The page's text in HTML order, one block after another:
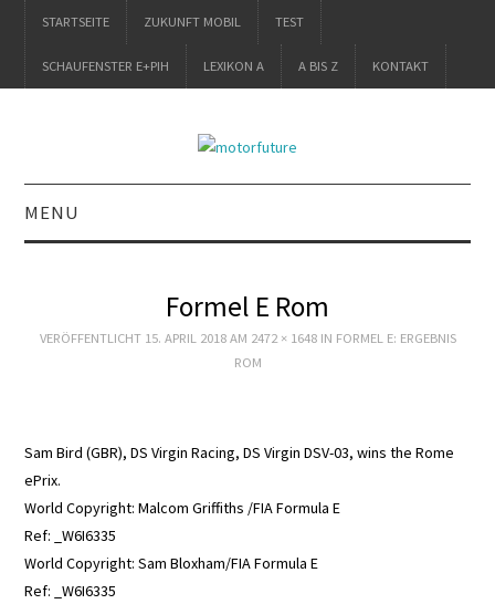
STARTSEITE ZUKUNFT MOBIL TEST
SCHAUFENSTER E+PIH LEXIKON A A BIS Z KONTAKT
MENU
ZUKUNFT MOBIL
E+PIH
LEXIKON A
Formel E Rom
VERÖFFENTLICHT 15. APRIL 2018AM 2472 × 1648IN FORMEL E: ERGEBNIS
ROM
Sam Bird (GBR), DS Virgin Racing, DS Virgin DSV-03, wins the Rome
ePrix.
World Copyright: Malcom Griffiths /FIA Formula E
Ref: _W6I6335
World Copyright: Sam Bloxham/FIA Formula E
Ref: _W6I6335